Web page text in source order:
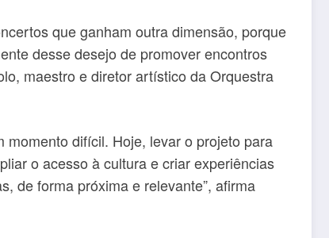
que ganham outra dimensão, porque
desse desejo de promover encontros
maestro e diretor artístico da Orquestra
momento difícil. Hoje, levar o projeto para
o acesso à cultura e criar experiências
de forma próxima e relevante”, afirma